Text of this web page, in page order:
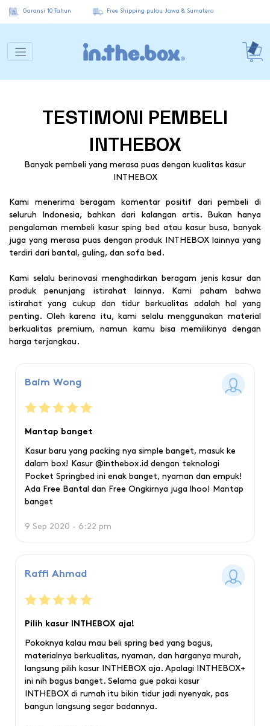
Garansi 10 Tahun Free Shipping pulau Jawa & Sumatera
TESTIMONI PEMBELI
INTHEBOX
Banyak pembeli yang merasa puas dengan kualitas kasur
INTHEBOX
Kami menerima beragam komentar positif dari pembeli di
seluruh Indonesia, bahkan dari kalangan artis. Bukan hanya
pengalaman membeli kasur sping bed atau kasur busa, banyak
juga yang merasa puas dengan produk INTHEBOX lainnya yang
terdiri dari bantal, guling, dan sofa bed.
Kami selalu berinovasi menghadirkan beragam jenis kasur dan
produk penunjang istirahat lainnya. Kami paham bahwa
istirahat yang cukup dan tidur berkualitas adalah hal yang
penting. Oleh karena itu, kami selalu menggunakan material
berkualitas premium, namun kamu bisa memilikinya dengan
harga terjangkau.
Baim Wong
Mantap banget
Kasur baru yang packing nya simple banget, masuk ke
dalam box! Kasur @inthebox.id dengan teknologi
Pocket Springbed ini enak banget, nyaman dan empuk!
Ada Free Bantal dan Free Ongkirnya juga lhoo! Mantap
banget
9 Sep 2020 - 6:22 pm
Raffi Ahmad
Pilih kasur INTHEBOX aja!
Pokoknya kalau mau beli spring bed yang bagus,
materialnya berkualitas, nyaman, dan harganya murah,
langsung pilih kasur INTHEBOX aja. Apalagi INTHEBOX+
ini nih bagus banget. Selama gue pakai kasur
INTHEBOX di rumah itu bikin tidur jadi nyenyak, pas
bangun langsung segar badannya.